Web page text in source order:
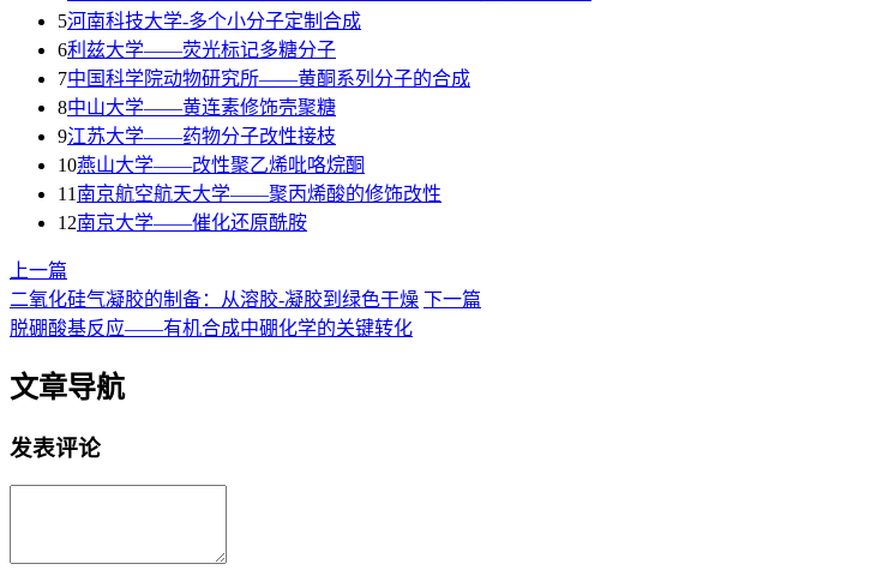
5河南科技大学-多个小分子定制合成
6利兹大学——荧光标记多糖分子
7中国科学院动物研究所——黄酮系列分子的合成
8中山大学——黄连素修饰壳聚糖
9江苏大学——药物分子改性接枝
10燕山大学——改性聚乙烯吡咯烷酮
11 南京航空航天大学——聚丙烯酸的修饰改性
12南京大学——催化还原酰胺
上一篇
二氧化硅气凝胶的制备：从溶胶-凝胶到绿色干燥 下一篇
脱硼酸基反应——有机合成中硼化学的关键转化
文章导航
发表评论